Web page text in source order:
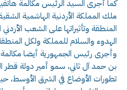
كما أجرى السيد الرئيس مكالمة
ملك المملكة الأردنية الهاشمية
المنطقة وتأثيراتها على الشعب
الهدوء والسلام للمملكة ولكل
وأجرى رئيس الجمهورية أيضا
بن حمد آل ثاني، سمو أمير دولة قطر
تطورات الأوضاع في الشرق